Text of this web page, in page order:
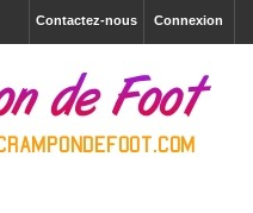
Connexion
Contactez-nous